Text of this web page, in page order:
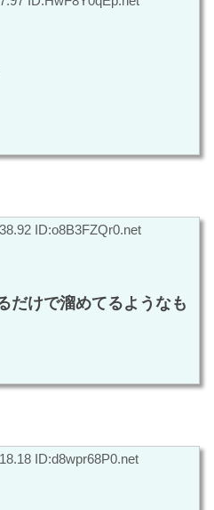
ID:o8B3FZQr0.net
だけで溜めてるようなも
ID:d8wpr68P0.net